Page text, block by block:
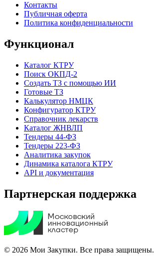
Контакты
Публичная оферта
Политика конфиденциальности
Функционал
Каталог КТРУ
Поиск ОКПД-2
Создать ТЗ с помощью ИИ
Готовые ТЗ
Калькулятор НМЦК
Конфигуратор КТРУ
Справочник лекарств
Каталог ЖНВЛП
Тендеры 44-ФЗ
Тендеры 223-ФЗ
Аналитика закупок
Динамика каталога КТРУ
API и документация
Партнерская поддержка
© 2026 Мои Закупки. Все права защищены.